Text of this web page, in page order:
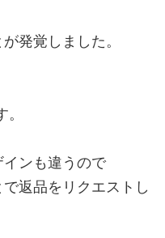
発覚しました。
ンも違うので
返品をリクエストし